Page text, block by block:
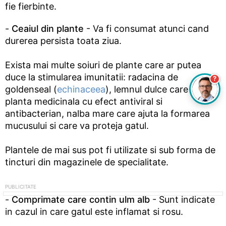
fie fierbinte.
- Ceaiul din plante - Va fi consumat atunci cand
durerea persista toata ziua.
Exista mai multe soiuri de plante care ar putea
duce la stimularea imunitatii: radacina de
goldenseal (echinaceea), lemnul dulce care este o
planta medicinala cu efect antiviral si
antibacterian, nalba mare care ajuta la formarea
mucusului si care va proteja gatul.
Plantele de mai sus pot fi utilizate si sub forma de
tincturi din magazinele de specialitate.
- Comprimate care contin ulm alb - Sunt indicate
in cazul in care gatul este inflamat si rosu.
?